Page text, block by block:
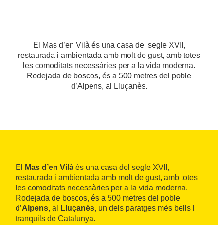
El Mas d’en Vilà és una casa del segle XVII,
restaurada i ambientada amb molt de gust, amb totes
les comoditats necessàries per a la vida moderna.
Rodejada de boscos, és a 500 metres del poble
d’Alpens, al Lluçanès.
El Mas d’en Vilà és una casa del segle XVII,
restaurada i ambientada amb molt de gust, amb totes
les comoditats necessàries per a la vida moderna.
Rodejada de boscos, és a 500 metres del poble
d’Alpens, al Lluçanès, un dels paratges més bells i
tranquils de Catalunya.